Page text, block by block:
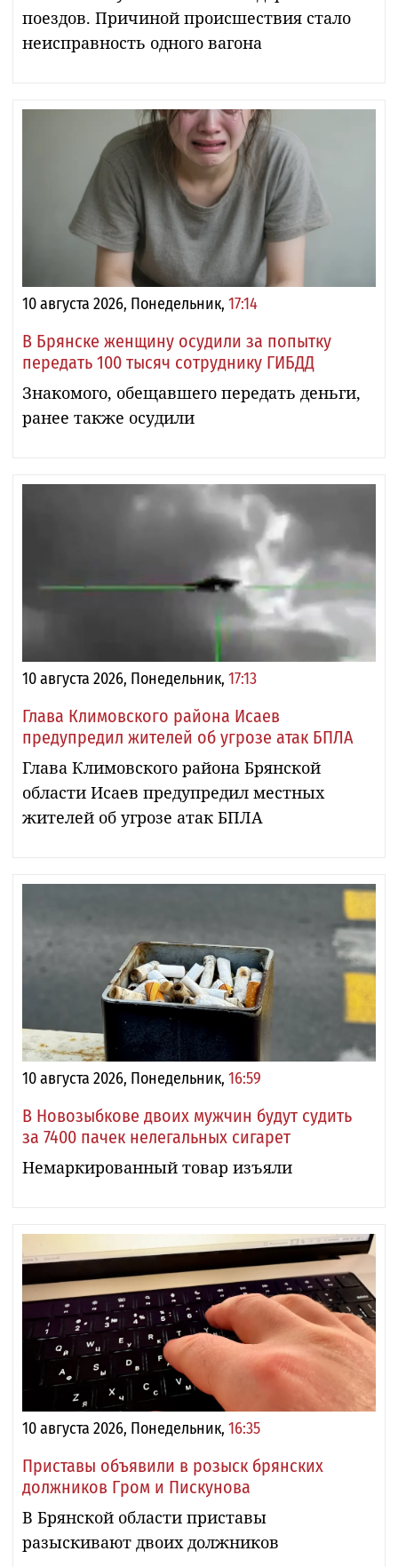
поездов. Причиной происшествия стало
неисправность одного вагона
10 августа 2026, Понедельник, 17:14
В Брянске женщину осудили за попытку
передать 100 тысяч сотруднику ГИБДД
Знакомого, обещавшего передать деньги,
ранее также осудили
10 августа 2026, Понедельник, 17:13
Глава Климовского района Исаев
предупредил жителей об угрозе атак БПЛА
Глава Климовского района Брянской
области Исаев предупредил местных
жителей об угрозе атак БПЛА
10 августа 2026, Понедельник, 16:59
В Новозыбкове двоих мужчин будут судить
за 7400 пачек нелегальных сигарет
Немаркированный товар изъяли
10 августа 2026, Понедельник, 16:35
Приставы объявили в розыск брянских
должников Гром и Пискунова
В Брянской области приставы
разыскивают двоих должников